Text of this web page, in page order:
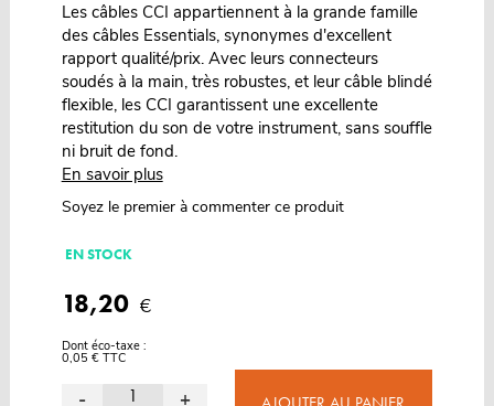
Les câbles CCI appartiennent à la grande famille
des câbles Essentials, synonymes d'excellent
rapport qualité/prix. Avec leurs connecteurs
soudés à la main, très robustes, et leur câble blindé
flexible, les CCI garantissent une excellente
restitution du son de votre instrument, sans souffle
ni bruit de fond.
En savoir plus
Soyez le premier à commenter ce produit
EN STOCK
18,20 €
Dont éco-taxe :
0,05 € TTC
- +